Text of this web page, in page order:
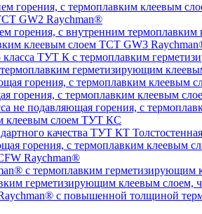
GW2 Raychman®
клеевым слоем TCT GW3
герметизирующим
горения, с термоплавким клеевым
клеевым слоем ТУТ КС
Raychman®
герметизирующим клеевым слоем,